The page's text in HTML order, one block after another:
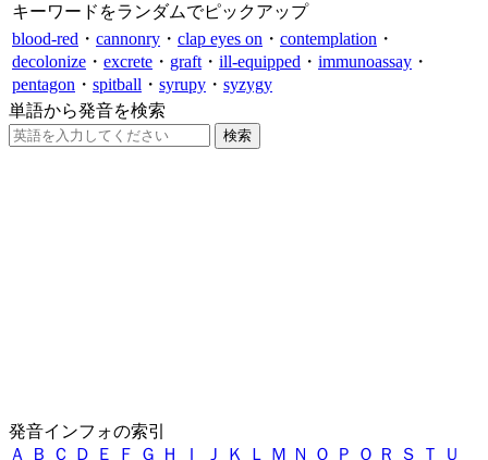
キーワードをランダムでピックアップ
blood-red ・ cannonry ・ clap eyes on ・ contemplation ・
decolonize ・ excrete ・ graft ・ ill-equipped ・ immunoassay ・
pentagon ・ spitball ・ syrupy ・ syzygy
単語から発音を検索
発音インフォの索引
Ａ
Ｂ Ｃ Ｄ Ｅ Ｆ Ｇ Ｈ Ｉ Ｊ Ｋ Ｌ Ｍ Ｎ Ｏ Ｐ Ｑ Ｒ Ｓ Ｔ
Ｕ